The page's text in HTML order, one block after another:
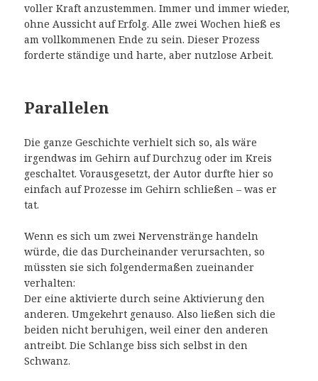
voller Kraft anzustemmen. Immer und immer wieder,
ohne Aussicht auf Erfolg. Alle zwei Wochen hieß es
am vollkommenen Ende zu sein. Dieser Prozess
forderte ständige und harte, aber nutzlose Arbeit.
Parallelen
Die ganze Geschichte verhielt sich so, als wäre
irgendwas im Gehirn auf Durchzug oder im Kreis
geschaltet. Vorausgesetzt, der Autor durfte hier so
einfach auf Prozesse im Gehirn schließen – was er
tat.
Wenn es sich um zwei Nervenstränge handeln
würde, die das Durcheinander verursachten, so
müssten sie sich folgendermaßen zueinander
verhalten:
Der eine aktivierte durch seine Aktivierung den
anderen. Umgekehrt genauso. Also ließen sich die
beiden nicht beruhigen, weil einer den anderen
antreibt. Die Schlange biss sich selbst in den
Schwanz.